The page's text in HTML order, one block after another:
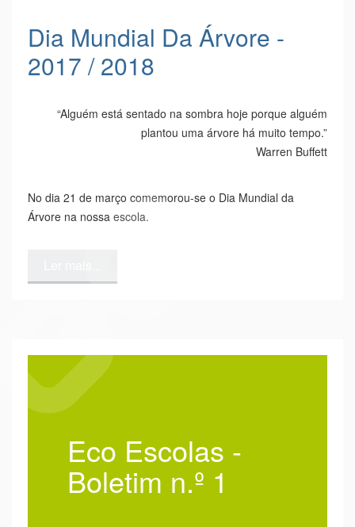
Dia Mundial Da Árvore -
2017 / 2018
“Alguém está sentado na sombra hoje porque alguém
plantou uma árvore há muito tempo.”
Warren Buffett
No dia 21 de março comemorou-se o Dia Mundial da
Árvore na nossa escola.
Eco Escolas -
Boletim n.º 1